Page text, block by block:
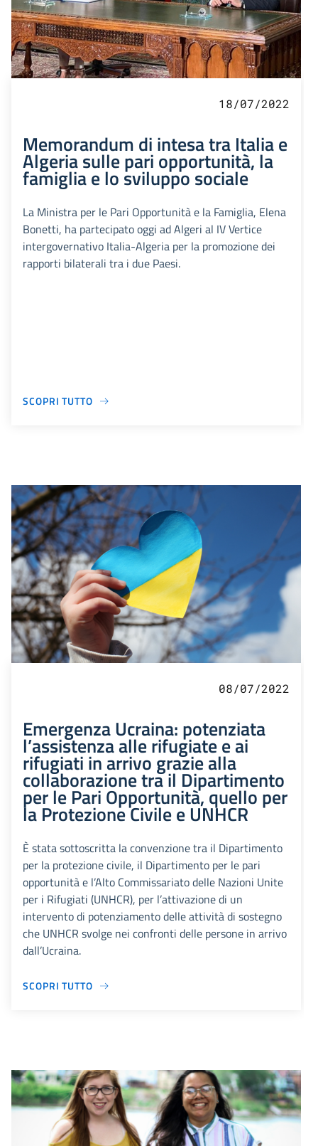
18/07/2022
Memorandum di intesa tra Italia e
Algeria sulle pari opportunità, la
famiglia e lo sviluppo sociale
La Ministra per le Pari Opportunità e la Famiglia, Elena
Bonetti, ha partecipato oggi ad Algeri al IV Vertice
intergovernativo Italia-Algeria per la promozione dei
rapporti bilaterali tra i due Paesi.
SCOPRI TUTTO
08/07/2022
Emergenza Ucraina: potenziata
l’assistenza alle rifugiate e ai
rifugiati in arrivo grazie alla
collaborazione tra il Dipartimento
per le Pari Opportunità, quello per
la Protezione Civile e UNHCR
È stata sottoscritta la convenzione tra il Dipartimento
per la protezione civile, il Dipartimento per le pari
opportunità e l’Alto Commissariato delle Nazioni Unite
per i Rifugiati (UNHCR), per l’attivazione di un
intervento di potenziamento delle attività di sostegno
che UNHCR svolge nei confronti delle persone in arrivo
dall’Ucraina.
SCOPRI TUTTO